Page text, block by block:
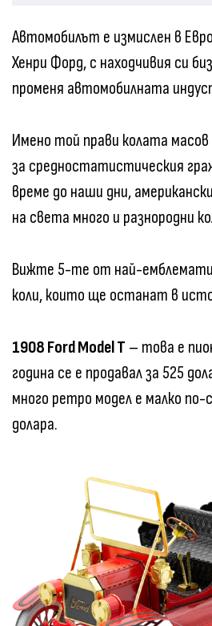
Автомобилът е измислен в
Хенри Форд, с находчивия си
променя автомобилната
Имено той прави колата
за средностатистическия
време до наши дни,
на света много и разнородни
Вижте 5-те от най-
коли, които ще останат в
1908 Ford Model T – това е
година се е продавал за 525
много ретро модел е малко
долара.